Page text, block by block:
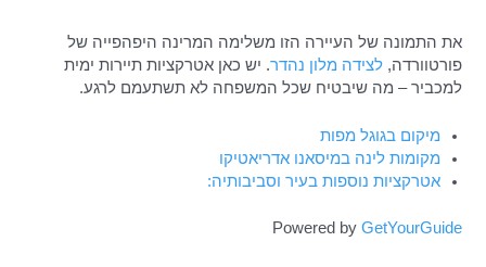
את התמונה של העיירה הזו משלימה המרינה היפהפייה של
פורטוורדה,לצידה מלון נהדר. יש כאן אטרקציות תיירות ימית
למכביר – מה שיבטיח שכל המשפחה לא תשתעמם לרגע.
מיקום בגוגל מפות
מקומות לינה במיסאנו אדריאטיקו
אטרקציות נוספות בעיר וסביבותיה:
Powered by GetYourGuide